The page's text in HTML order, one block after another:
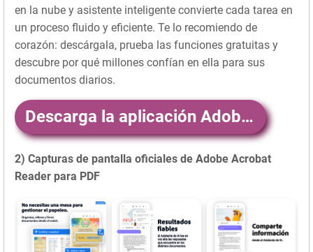
en la nube y asistente inteligente convierte cada tarea en
un proceso fluido y eficiente. Te lo recomiendo de
corazón: descárgala, prueba las funciones gratuitas y
descubre por qué millones confían en ella para sus
documentos diarios.
Descarga la aplicación AdobeAcrobatReaderparaPDF aquí
2) Capturas de pantalla oficiales de Adobe Acrobat
Reader para PDF